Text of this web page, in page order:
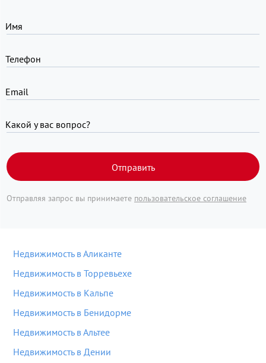
Имя
Телефон
Email
Какой у вас вопрос?
Отправить
Отправляя запрос вы принимаете пользовательское соглашение
Недвижимость в Аликанте
Недвижимость в Торревьехе
Недвижимость в Кальпе
Недвижимость в Бенидорме
Недвижимость в Альтее
Недвижимость в Дении